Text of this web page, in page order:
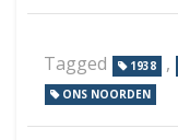
Tagged 1938 ,
ONS NOORDEN